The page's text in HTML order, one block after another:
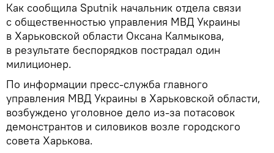
Как сообщила Sputnik начальник отдела связи
с общественностью управления МВД Украины
в Харьковской области Оксана Калмыкова,
в результате беспорядков пострадал один
милиционер.
По информации пресс-служба главного
управления МВД Украины в Харьковской области,
возбуждено уголовное дело из-за потасовок
демонстрантов и силовиков возле городского
совета Харькова.